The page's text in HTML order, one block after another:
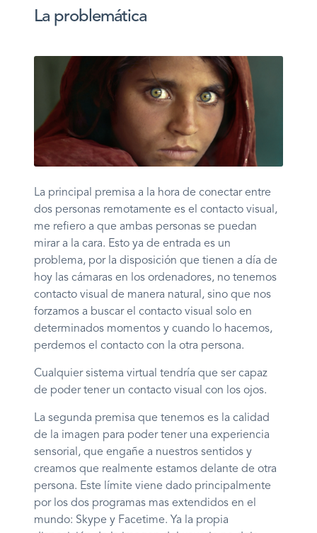
La problemática
La principal premisa a la hora de conectar entre
dos personas remotamente es el contacto visual,
me refiero a que ambas personas se puedan
mirar a la cara. Esto ya de entrada es un
problema, por la disposición que tienen a día de
hoy las cámaras en los ordenadores, no tenemos
contacto visual de manera natural, sino que nos
forzamos a buscar el contacto visual solo en
determinados momentos y cuando lo hacemos,
perdemos el contacto con la otra persona.
Cualquier sistema virtual tendría que ser capaz
de poder tener un contacto visual con los ojos.
La segunda premisa que tenemos es la calidad
de la imagen para poder tener una experiencia
sensorial, que engañe a nuestros sentidos y
creamos que realmente estamos delante de otra
persona. Este límite viene dado principalmente
por los dos programas mas extendidos en el
mundo: Skype y Facetime. Ya la propia